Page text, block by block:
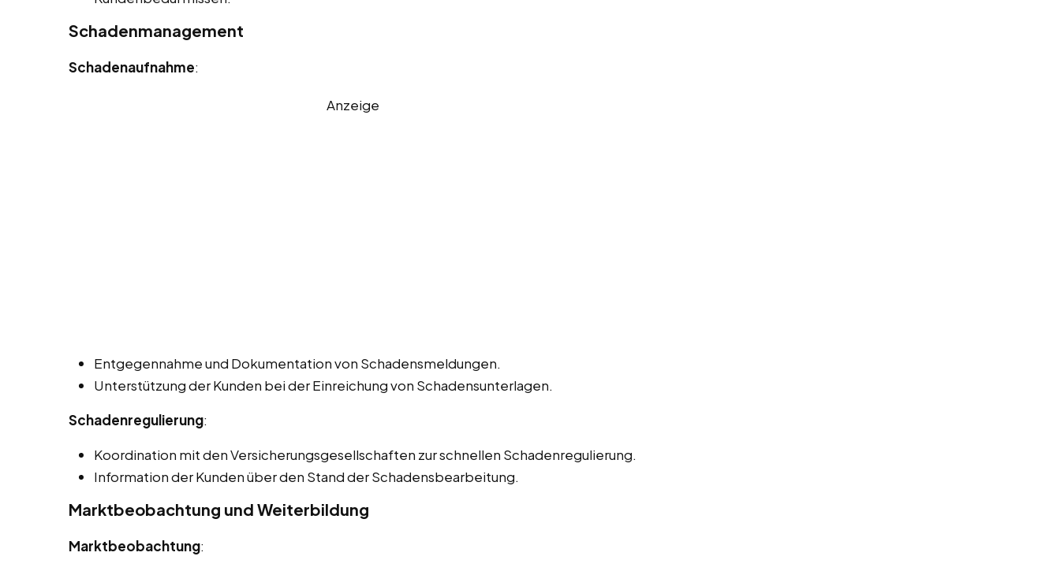
Schadenmanagement
Schadenaufnahme:
Anzeige
Entgegennahme und Dokumentation von Schadensmeldungen.
Unterstützung der Kunden bei der Einreichung von Schadensunterlagen.
Schadenregulierung:
Koordination mit den Versicherungsgesellschaften zur schnellen Schadenregulierung.
Information der Kunden über den Stand der Schadensbearbeitung.
Marktbeobachtung und Weiterbildung
Marktbeobachtung: